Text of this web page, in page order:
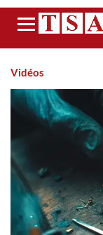
Menu
Vidéos